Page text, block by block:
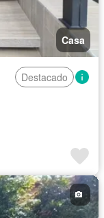
Casa
Destacado